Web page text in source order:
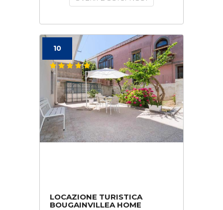
10
LOCAZIONE TURISTICA
BOUGAINVILLEA HOME